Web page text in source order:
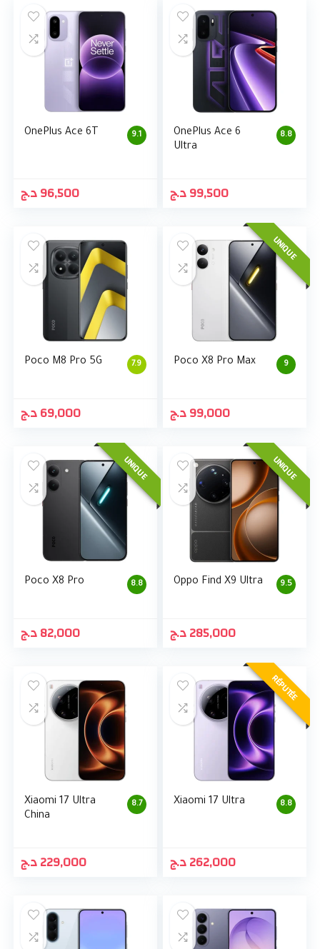
9.1
OnePlus Ace 6T
96,500د.ج
8.8
OnePlus Ace 6
Ultra
99,500د.ج
7.9
Poco M8 Pro 5G
69,000د.ج
UNIQUE
9
Poco X8 Pro Max
99,000د.ج
UNIQUE
8.8
Poco X8 Pro
82,000د.ج
UNIQUE
9.5
Oppo Find X9 Ultra
285,000د.ج
8.7
Xiaomi 17 Ultra
China
229,000د.ج
RÉPUTÉE
8.8
Xiaomi 17 Ultra
262,000د.ج